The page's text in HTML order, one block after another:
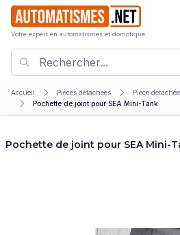
Votre expert en automatismes et domotique
Accueil Pièces détachées Pièce
Pochette de joint pour SEA Mini-Tank
Pochette de joint pour SEA Mini-